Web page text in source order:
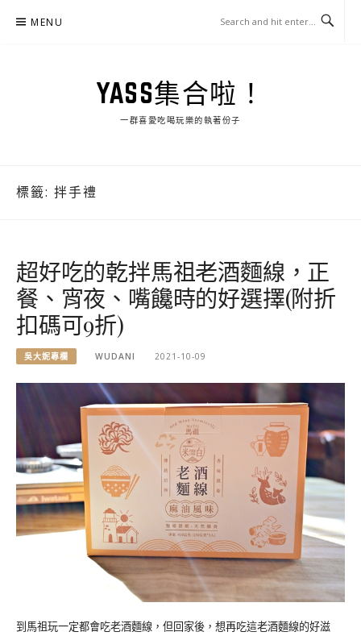
MENU
YASS集合啦！
一群喜愛吃喝玩樂的執著份子
標籤: 拌手禮
超好吃的乾拌馬祖老酒麵線，正
餐、宵夜、嘴饞時的好選擇(附折
扣碼可9折)
吳大妮專欄 WUDANI 2021-10-09
到馬祖玩一定都會吃老酒麵線，但回家後，想再吃這老酒麵線的好滋